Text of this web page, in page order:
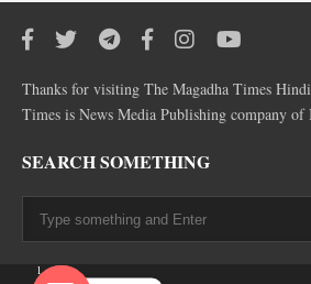
Thanks for visiting The Magadha Times
Times is News Media Publishing company of
SEARCH SOMETHING
1